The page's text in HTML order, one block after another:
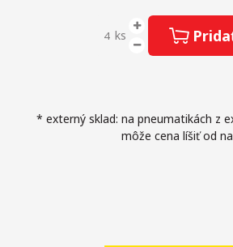
ks
* externý sklad: na pneumatikách z
môže cena líšiť od